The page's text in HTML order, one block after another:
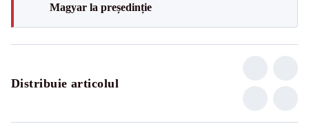
Magyar la președinție
Distribuie articolul